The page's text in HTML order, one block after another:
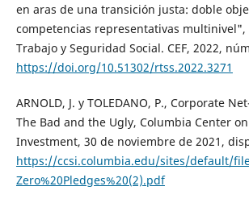
en aras de una transición justa: doble
competencias representativas multinivel",
Trabajo y Seguridad Social. CEF, 2022,
https://doi.org/10.51302/rtss.2022.3271
ARNOLD, J. y TOLEDANO, P., Corporate
The Bad and the Ugly, Columbia Center
Investment, 30 de noviembre de 2021,
https://ccsi.columbia.edu/sites/default/
Zero%20Pledges%20(2).pdf